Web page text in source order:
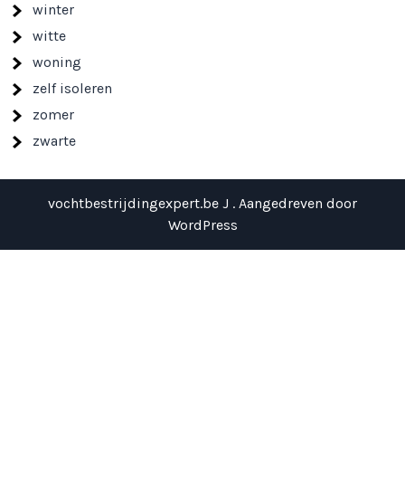
winter
witte
woning
zelf isoleren
zomer
zwarte
vochtbestrijdingexpert.be J . Aangedreven door
WordPress